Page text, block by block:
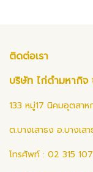
ติดต่อเรา
บริษัท ไก่ดำมหากิจ
133 หมู่17 นิคมอุตสา
ต.บางเสาธง อ.บางเส
โทรศัพท์ : 02 315